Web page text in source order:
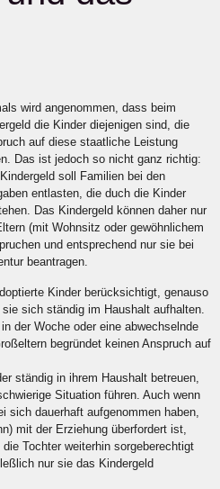
wird angenommen, dass beim
die Kinder diejenigen sind, die
auf diese staatliche Leistung
Das ist jedoch so nicht ganz richtig:
soll Familien bei den
entlasten, die duch die Kinder
Das Kindergeld können daher nur
(mit Wohnsitz oder gewöhnlichem
und entsprechend nur sie bei
beantragen.
Kinder berücksichtigt, genauso
sich ständig im Haushalt aufhalten.
der Woche oder eine abwechselnde
begründet keinen Anspruch auf
ständig in ihrem Haushalt betreuen,
Situation führen. Auch wenn
sich dauerhaft aufgenommen haben,
mit der Erziehung überfordert ist,
Tochter weiterhin sorgeberechtigt
nur sie das Kindergeld